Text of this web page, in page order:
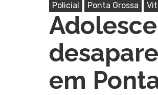
Policial Ponta Grossa
em